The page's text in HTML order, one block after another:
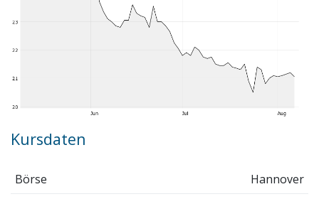
Kursdaten
Börse
Hannover